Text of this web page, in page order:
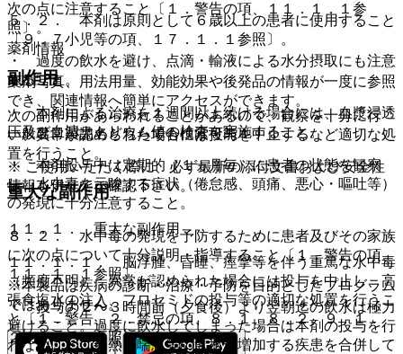
次の点に注意すること〔１．警告の項、１１．１．１参
照〕。
・ 過度の飲水を避け、点滴・輸液による水分摂取にも注意
すること。
・ 本剤による治療を１週間以上続ける場合には、血漿浸透
圧及び血清ナトリウム値の検査を実施すること。
・ 本剤投与中は定期的（１ヵ月毎）に患者の状態を観察
し、水中毒を示唆する症状（倦怠感、頭痛、悪心・嘔吐等）
の発現に十分注意すること。
８．２． 水中毒の発現を予防するために患者及びその家族
に次の点について十分説明・指導すること〔１．警告の項、
１１．１．１参照〕。
・ 投与の２〜３時間前（夕食後）より翌朝迄の飲水は極力
避けること。過度に飲水してしまった場合は本剤の投与を行
わないこと。発熱、喘息等の飲水が増加する疾患を合併して
５．２． 本剤は原則として６歳以上の患者に使用すること
〔９．７小児等の項、１７．１．１参照〕。
副作用
次の副作用があらわれることがあるので、観察を十分に行
い、異常が認められた場合には投与を中止するなど適切な処
置を行うこと。
重大な副作用
１１．１． 重大な副作用
１１．１．１． 脳浮腫、昏睡、痙攣等を伴う重篤な水中毒
（頻度不明）：異常が認められた場合には投与を中止し、高
張食塩水の注入、フロセミドの投与等の適切な処置を行うこ
と〔１．警告、２．禁忌の項、８．１、８．２、９．１．
２、１０．２参照〕。
薬剤情報
薬剤写真、用法用量、効能効果や後発品の情報が一度に参照
でき、関連情報へ簡単にアクセスができます。
一般名、製品名どちらでも検索可能！
※ ご使用いただく際に、必ず最新の添付文書および安全性
情報も併せてご確認下さい。
※本製品は疾病の診断・治療・予防を目的としたプログラム
ではありません。